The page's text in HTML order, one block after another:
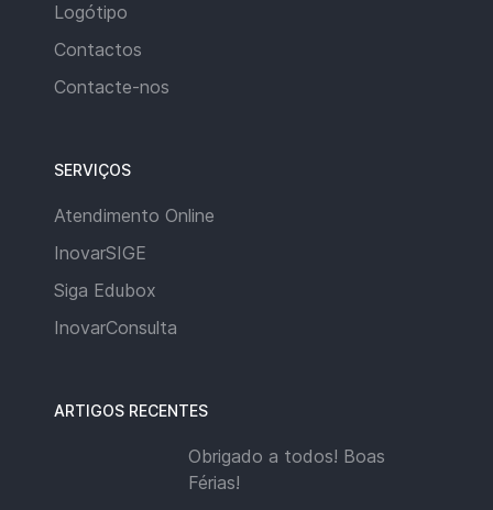
Logótipo
Contactos
Contacte-nos
SERVIÇOS
Atendimento Online
InovarSIGE
Siga Edubox
InovarConsulta
ARTIGOS RECENTES
Obrigado a todos! Boas
Férias!